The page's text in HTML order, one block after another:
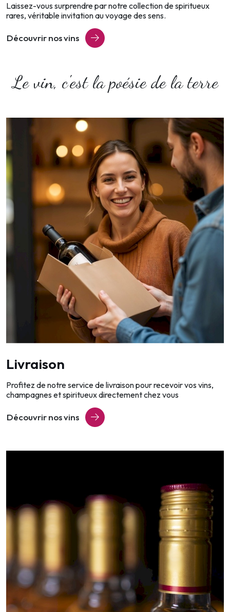
Laissez-vous surprendre par notre collection de spiritueux
rares, véritable invitation au voyage des sens.
Découvrir nos vins
Le vin, c'est la poésie de la terre
Livraison
Profitez de notre service de livraison pour recevoir vos vins,
champagnes et spiritueux directement chez vous
Découvrir nos vins